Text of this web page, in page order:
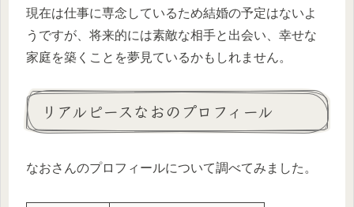
現在は仕事に専念しているため結婚の予定はないよ
うですが、将来的には素敵な相手と出会い、幸せな
家庭を築くことを夢見ているかもしれません。
リアルピースなおのプロフィール
なおさんのプロフィールについて調べてみました。